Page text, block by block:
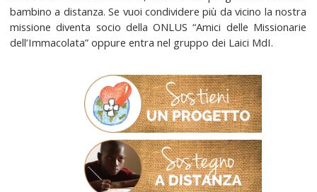
bambino a distanza. Se vuoi condividere più da vicino la nostra
missione diventa socio della ONLUS “Amici delle Missionarie
dell’Immacolata” oppure entra nel gruppo dei Laici MdI.